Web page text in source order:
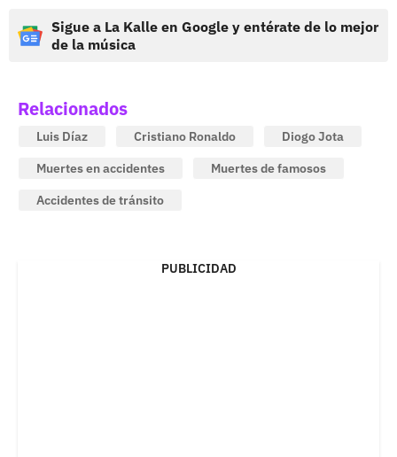
Sigue a La Kalle en Google y entérate de lo mejor
de la música
Relacionados
Luis Díaz Cristiano Ronaldo
Diogo Jota
Muertes en accidentes
Muertes de famosos
Accidentes de tránsito
PUBLICIDAD